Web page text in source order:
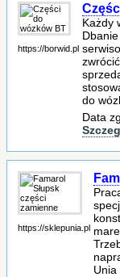
https://borwid.pl
Każdy
do
Data
https://sklepunia.pl